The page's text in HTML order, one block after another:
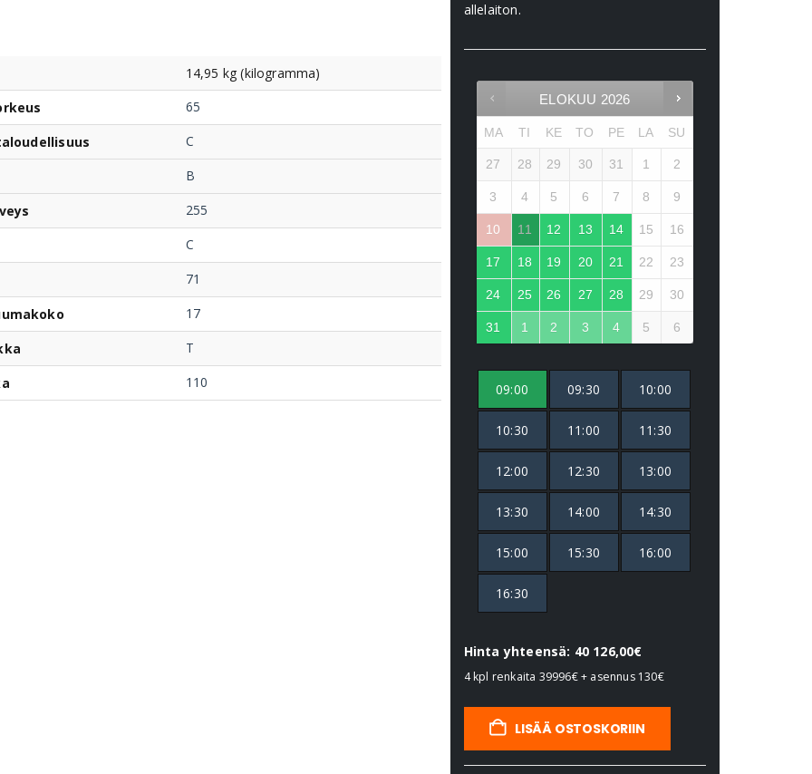
14,95 kg (kilogramma)
65
C
B
255
C
71
17
T
110
allelaiton.
ELOKUU 2026
MA TI KE TO PE LA SU
27 28 29 30 31 1 2
3 4 5 6 7 8 9
10 11 12 13 14 15 16
17 18 19 20 21 22 23
24 25 26 27 28 29 30
31 1 2 3 4 5 6
09:00 09:30 10:00
10:30 11:00 11:30
12:00 12:30 13:00
13:30 14:00 14:30
15:00 15:30 16:00
16:30
Hinta yhteensä: 40 126,00€
4 kpl renkaita 39996€+ asennus 130€
LISÄÄ OSTOSKORIIN